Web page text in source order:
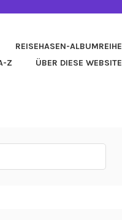
REISEHASEN-ALBUMREIHE
Z
ÜBER DIESE WEBSITE